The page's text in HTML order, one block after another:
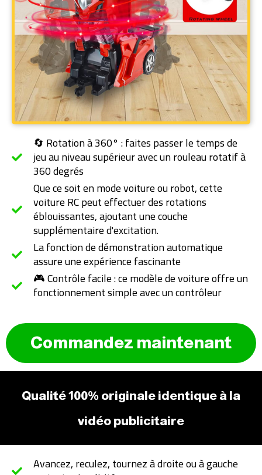
🔄 Rotation à 360° : faites passer le temps de
jeu au niveau supérieur avec un rouleau rotatif à
360 degrés
Que ce soit en mode voiture ou robot, cette
voiture RC peut effectuer des rotations
éblouissantes, ajoutant une couche
supplémentaire d'excitation.
La fonction de démonstration automatique
assure une expérience fascinante
🎮 Contrôle facile : ce modèle de voiture offre un
fonctionnement simple avec un contrôleur
Commandez maintenant
Qualité 100% originale identique à la
vidéo publicitaire
Avancez, reculez, tournez à droite ou à gauche